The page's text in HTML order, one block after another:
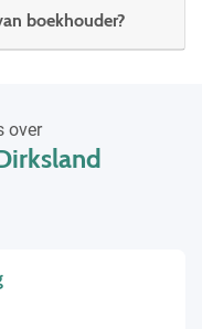
boekhouder?
over
past